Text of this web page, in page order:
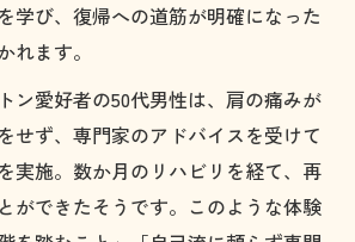
学び、復帰への道筋が明確になった
れます。
ン愛好者の50代男性は、肩の痛みが
せず、専門家のアドバイスを受けて
実施。数か月のリハビリを経て、再
ができたそうです。このような体験